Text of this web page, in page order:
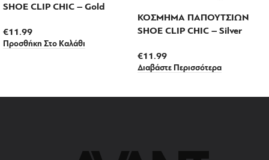
SHOE CLIP CHIC – Gold
€11.99
Προσθήκη Στο Καλάθι
ΚΟΣΜΗΜΑ ΠΑΠΟΥΤΣΙΩΝ
SHOE CLIP CHIC – Silver
€11.99
Διαβάστε Περισσότερα